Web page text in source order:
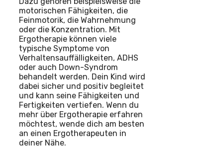
motorischen Fähigkeiten, die
Feinmotorik, die Wahrnehmung
oder die Konzentration. Mit
Ergotherapie können viele
typische Symptome von
Verhaltensauffälligkeiten, ADHS
oder auch Down-Syndrom
behandelt werden. Dein Kind wird
dabei sicher und positiv begleitet
und kann seine Fähigkeiten und
Fertigkeiten vertiefen. Wenn du
mehr über Ergotherapie erfahren
möchtest, wende dich am besten
an einen Ergotherapeuten in
deiner Nähe.